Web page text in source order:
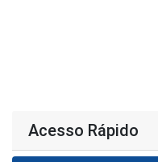
Acesso Rápido